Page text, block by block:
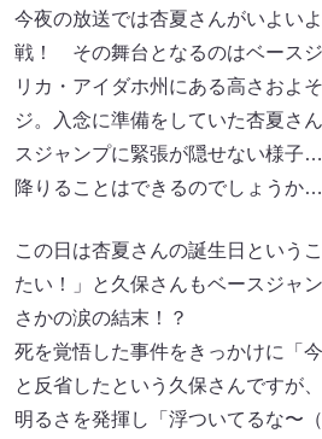
今夜の放送では杏夏さんがいよい
戦！ その舞台となるのはベース
リカ・アイダホ州にある高さおよ
ジ。入念に準備をしていた杏夏さ
スジャンプに緊張が隠せない様
降りることはできるのでしょうか
この日は杏夏さんの誕生日という
たい！」と久保さんもベースジャ
さかの涙の結末！？
死を覚悟した事件をきっかけに「
と反省したという久保さんですが
明るさを発揮し「浮ついてるな〜